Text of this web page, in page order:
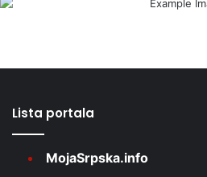
Lista portala
MojaSrpska.info